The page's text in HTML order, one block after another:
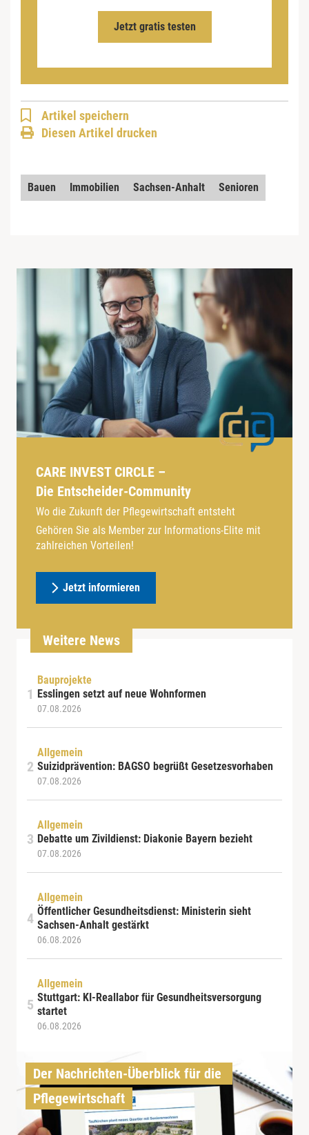
Jetzt gratis testen
Artikel speichern
Diesen Artikel drucken
Bauen Immobilien Sachsen-Anhalt Senioren
CARE INVEST CIRCLE –
Die Entscheider-Community
Wo die Zukunft der Pflegewirtschaft entsteht
Gehören Sie als Member zur Informations-Elite mit
zahlreichen Vorteilen!
Jetzt informieren
Weitere News
Bauprojekte
Esslingen setzt auf neue Wohnformen
07.08.2026
Allgemein
Suizidprävention: BAGSO begrüßt Gesetzesvorhaben
07.08.2026
Allgemein
Debatte um Zivildienst: Diakonie Bayern bezieht
07.08.2026
Allgemein
Öffentlicher Gesundheitsdienst: Ministerin sieht
Sachsen-Anhalt gestärkt
06.08.2026
Allgemein
Stuttgart: KI-Reallabor für Gesundheitsversorgung
startet
06.08.2026
Der Nachrichten-Überblick für die
Pflegewirtschaft